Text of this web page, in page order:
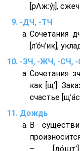
[рΛж:у́j],
-ДЧ, -ТЧ
Сочетания
[л’о́ч’ик],
-ЗЧ, -ЖЧ, -СЧ,
Сочетания
как [щ’].
счастье
Дождь
В
–